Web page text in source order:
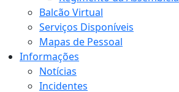
Balcão Virtual
Serviços Disponíveis
Mapas de Pessoal
Informações
Notícias
Incidentes